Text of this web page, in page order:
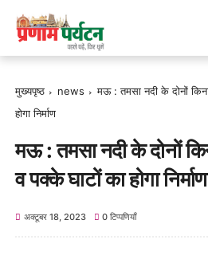
मुख्यपृष्ठ news
मऊ : तमसा नदी के दोनों
होगा निर्माण
मऊ : तमसा नदी के दोनों
व पक्के घाटों का होगा निर्माण
अक्टूबर 18, 2023 0 टिप्पणियाँ